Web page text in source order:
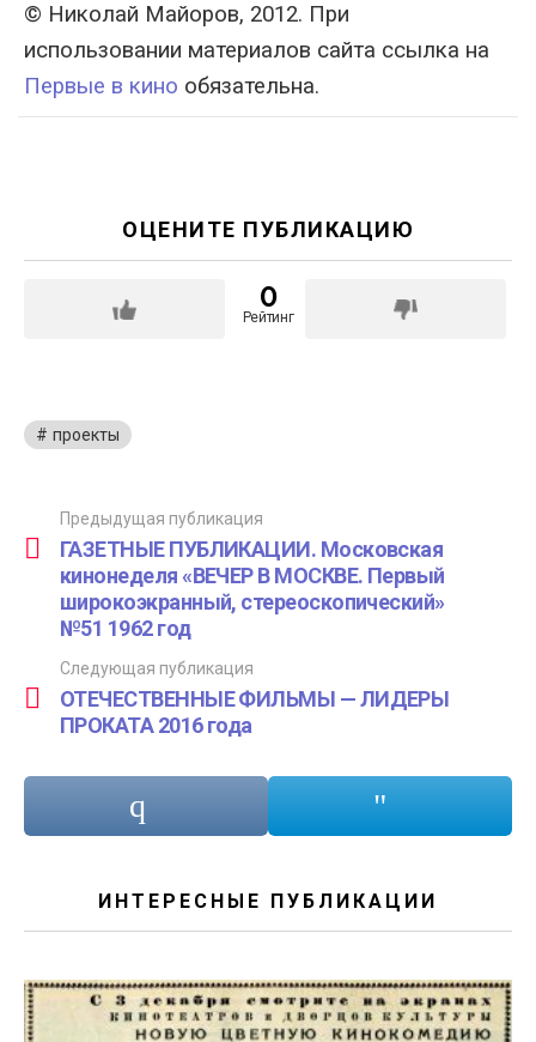
© Николай Майоров, 2012. При
использовании материалов сайта ссылка на
Первые в кино обязательна.
ОЦЕНИТЕ ПУБЛИКАЦИЮ
0
Рейтинг
проекты
more
Предыдущая публикация
ГАЗЕТНЫЕ ПУБЛИКАЦИИ. Московская
кинонеделя «ВЕЧЕР В МОСКВЕ. Первый
широкоэкранный, стереоскопический»
№51 1962 год
Следующая публикация
ОТЕЧЕСТВЕННЫЕ ФИЛЬМЫ — ЛИДЕРЫ
ПРОКАТА 2016 года
ИНТЕРЕСНЫЕ ПУБЛИКАЦИИ